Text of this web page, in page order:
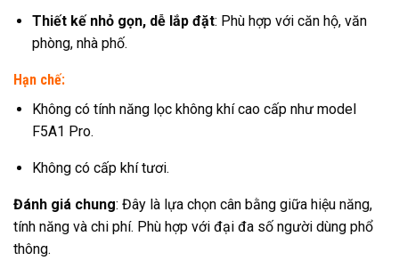
Thiết kế nhỏ gọn, dễ lắp đặt: Phù hợp với căn hộ, văn
phòng, nhà phố.
Hạn chế:
Không có tính năng lọc không khí cao cấp như model
F5A1 Pro.
Không có cấp khí tươi.
Đánh giá chung: Đây là lựa chọn cân bằng giữa hiệu năng,
tính năng và chi phí. Phù hợp với đại đa số người dùng phổ
thông.